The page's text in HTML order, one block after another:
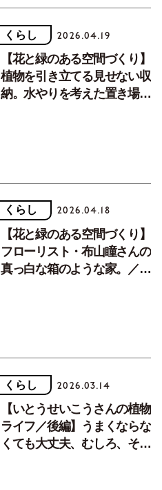
くらし 2026.04.19
【花と緑のある空間づくり】
植物を引き立てる見せない収
納。水やりを考えた置き場所
くらし 2026.04.18
【花と緑のある空間づくり】
フローリスト・布山瞳さんの
真っ白な箱のような家。／前
くらし 2026.03.14
【いとうせいこうさんの植物
ライフ／後編】うまくならな
くても大丈夫、むしろ、その